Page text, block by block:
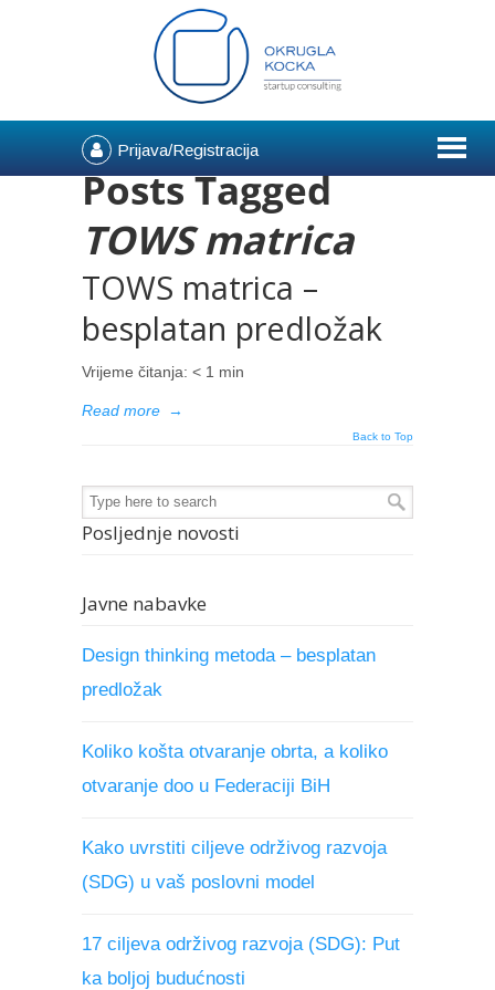
Prijava/Registracija
Posts Tagged
TOWS matrica
TOWS matrica –
besplatan predložak
Vrijeme čitanja: < 1 min
Read more →
Back to Top
Posljednje novosti
Javne nabavke
Design thinking metoda – besplatan
predložak
Koliko košta otvaranje obrta, a koliko
otvaranje doo u Federaciji BiH
Kako uvrstiti ciljeve održivog razvoja
(SDG) u vaš poslovni model
17 ciljeva održivog razvoja (SDG): Put
ka boljoj budućnosti